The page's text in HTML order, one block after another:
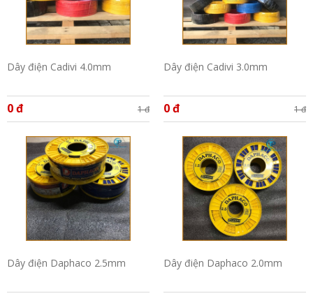
Dây điện Cadivi 4.0mm
0 đ 1 đ
Dây điện Cadivi 3.0mm
0 đ 1 đ
Dây điện Daphaco 2.5mm Dây điện Daphaco 2.0mm